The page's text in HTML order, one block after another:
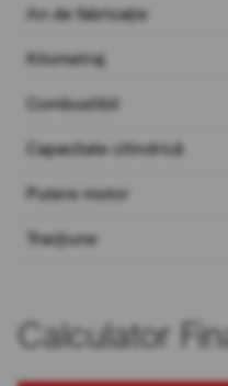
An de fabricație
Kilometraj
Combustibil
Capacitate cilindrică
Putere motor
Tracțiune
Calculator